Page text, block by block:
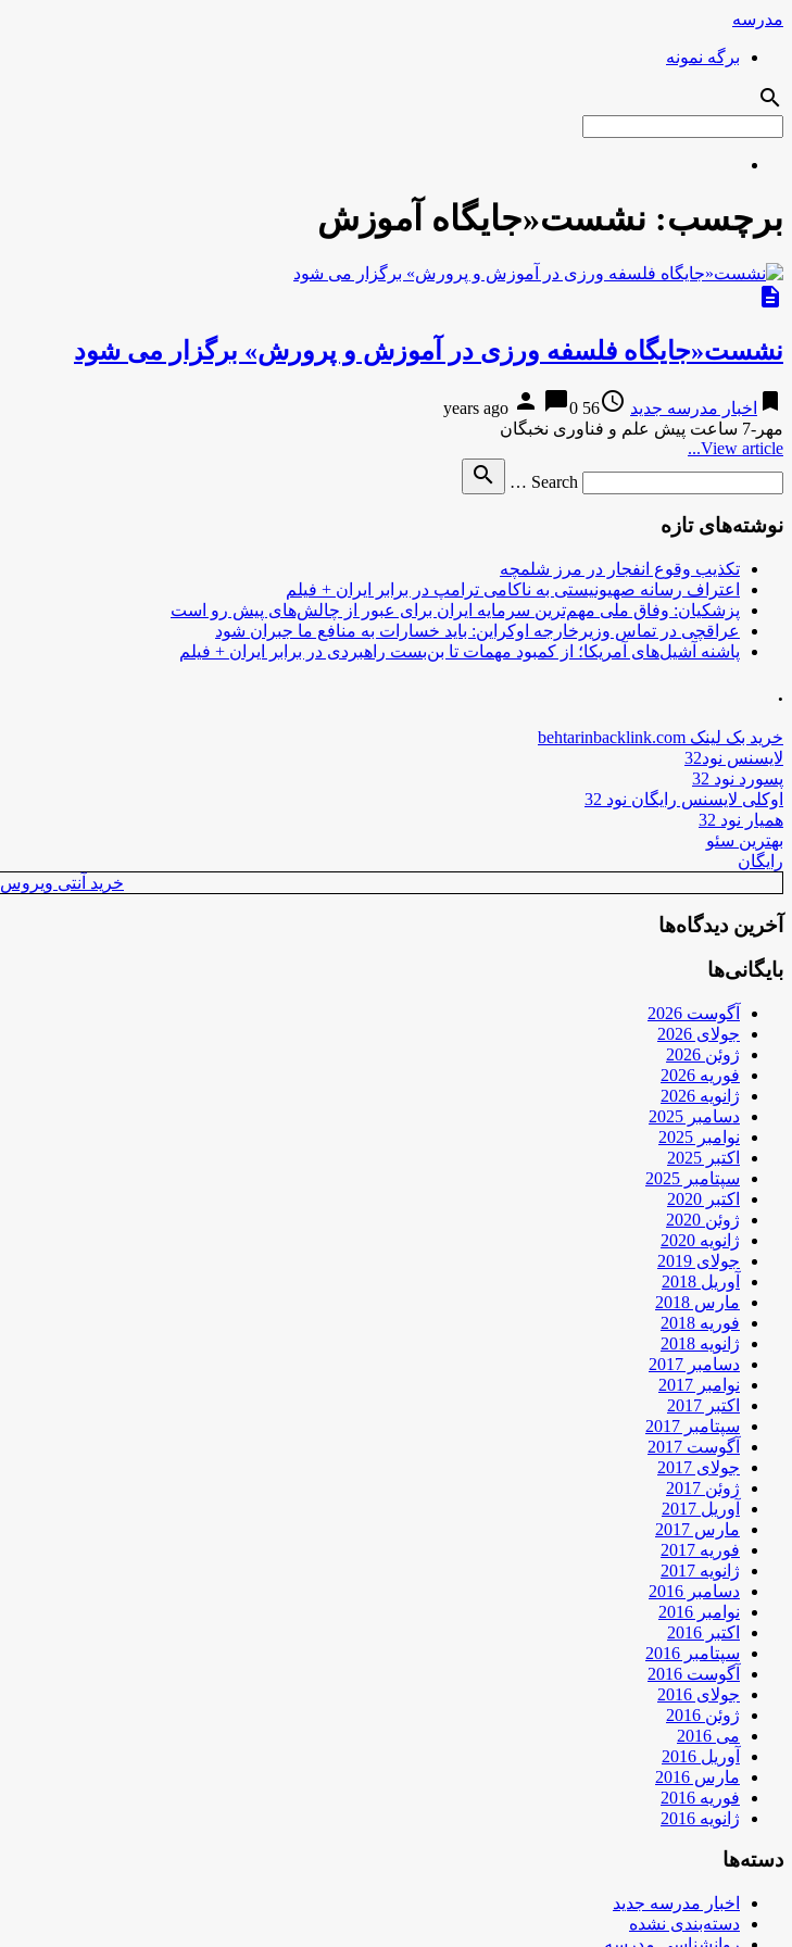
مدرسه
برگه نمونه
search
برچسب: نشست«جایگاه آموزش
description
نشست«جایگاه فلسفه ورزی در آموزش و پرورش» برگزار می شود
bookmark اخبار مدرسه جدید access_time
56 years ago
person chat_bubble0
مهر-7 ساعت پیش علم و فناوری نخبگان
View article...
Search …
search
نوشته‌های تازه
تکذیب وقوع انفجار در مرز شلمچه
اعتراف رسانه صهیونیستی به ناکامی ترامپ در برابر ایران + فیلم
پزشکیان: وفاق ملی مهم‌ترین سرمایه ایران برای عبور از چالش‌های پیش رو است
عراقچی در تماس وزیرخارجه اوکراین: باید خسارات به منافع ما جبران شود
پاشنه آشیل‌های آمریکا؛ از کمبود مهمات تا بن‌بست راهبردی در برابر ایران + فیلم
.
خرید بک لینک behtarinbacklink.com
لایسنس نود32
پسورد نود 32
اوکلی لایسنس رایگان نود 32
همیار نود 32
بهترین سئو
رایگان
خرید آنتی ویروس
آخرین دیدگاه‌ها
بایگانی‌ها
آگوست 2026
جولای 2026
ژوئن 2026
فوریه 2026
ژانویه 2026
دسامبر 2025
نوامبر 2025
اکتبر 2025
سپتامبر 2025
اکتبر 2020
ژوئن 2020
ژانویه 2020
جولای 2019
آوریل 2018
مارس 2018
فوریه 2018
ژانویه 2018
دسامبر 2017
نوامبر 2017
اکتبر 2017
سپتامبر 2017
آگوست 2017
جولای 2017
ژوئن 2017
آوریل 2017
مارس 2017
فوریه 2017
ژانویه 2017
دسامبر 2016
نوامبر 2016
اکتبر 2016
سپتامبر 2016
آگوست 2016
جولای 2016
ژوئن 2016
می 2016
آوریل 2016
مارس 2016
فوریه 2016
ژانویه 2016
دسته‌ها
اخبار مدرسه جدید
دسته‌بندی نشده